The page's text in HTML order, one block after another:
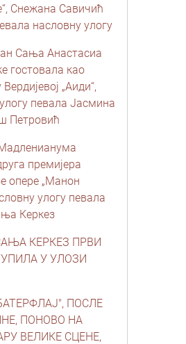
Снежана Савичић
насловну улогу
Сања Анастасиа
гостовала као
„Аиди“,
певала Јасмина
Петровић
премијера
опере „Манон
улогу певала
Керкез
КЕРКЕЗ ПРВИ
У УЛОЗИ
ПОСЛЕ
ПОНОВО НА
ВЕЛИКЕ СЦЕНЕ,